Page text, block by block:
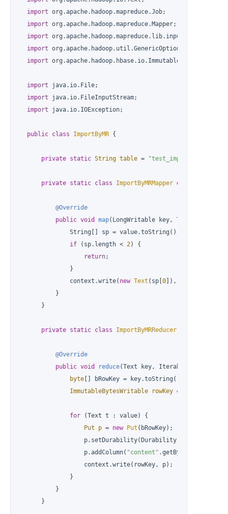
import org.apache.hadoop.mapreduce.Job;
import org.apache.hadoop.mapreduce.Mapper;
import
import org.apache.hadoop.util.GenericOptionsParser;
import
import java.io.File;
import java.io.FileInputStream;
import java.io.IOException;
public class ImportByMR {
private static String table = "test_import"
private static class ImportByMRMapper extends
@Override
public void map(LongWritable key, Text value,
              String[] sp = value.toString().split(
if (sp.length < 2) {
return;
              }
              context.write(
new Text (sp[0]),
          }
      }
private static class ImportByMRReducer
@Override
public void reduce(Text key, Iterable<Text>
byte [] bRowKey = key.toString().getBytes();
ImmutableBytesWritable
rowKey =
for (Text t : value) {
Put
p = new Put (bRowKey);
                  p.setDurability(Durability.SKIP_WAL);
                  p.addColumn(
"content" .getBytes(),
                  context.write(rowKey, p);
              }
          }
      }